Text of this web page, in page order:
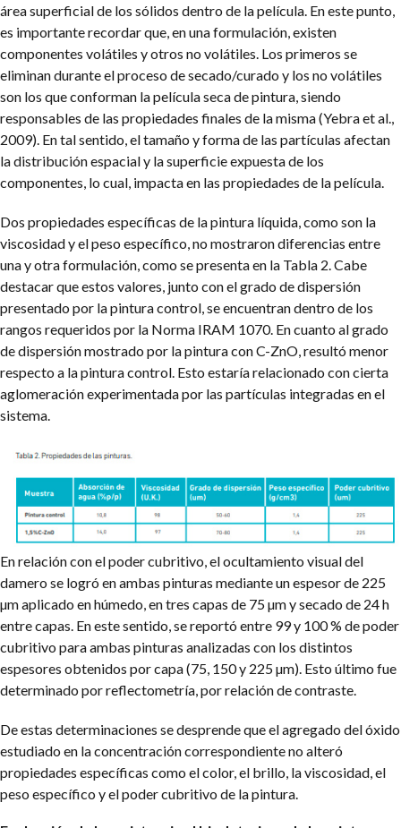
área superficial de los sólidos dentro de la película. En este punto,
es importante recordar que, en una formulación, existen
componentes volátiles y otros no volátiles. Los primeros se
eliminan durante el proceso de secado/curado y los no volátiles
son los que conforman la película seca de pintura, siendo
responsables de las propiedades finales de la misma (Yebra et al.,
2009). En tal sentido, el tamaño y forma de las partículas afectan
la distribución espacial y la superficie expuesta de los
componentes, lo cual, impacta en las propiedades de la película.
Dos propiedades específicas de la pintura líquida, como son la
viscosidad y el peso específico, no mostraron diferencias entre
una y otra formulación, como se presenta en la Tabla 2. Cabe
destacar que estos valores, junto con el grado de dispersión
presentado por la pintura control, se encuentran dentro de los
rangos requeridos por la Norma IRAM 1070. En cuanto al grado
de dispersión mostrado por la pintura con C-ZnO, resultó menor
respecto a la pintura control. Esto estaría relacionado con cierta
aglomeración experimentada por las partículas integradas en el
sistema.
En relación con el poder cubritivo, el ocultamiento visual del
damero se logró en ambas pinturas mediante un espesor de 225
µm aplicado en húmedo, en tres capas de 75 µm y secado de 24 h
entre capas. En este sentido, se reportó entre 99 y 100 % de poder
cubritivo para ambas pinturas analizadas con los distintos
espesores obtenidos por capa (75, 150 y 225 µm). Esto último fue
determinado por reflectometría, por relación de contraste.
De estas determinaciones se desprende que el agregado del óxido
estudiado en la concentración correspondiente no alteró
propiedades específicas como el color, el brillo, la viscosidad, el
peso específico y el poder cubritivo de la pintura.